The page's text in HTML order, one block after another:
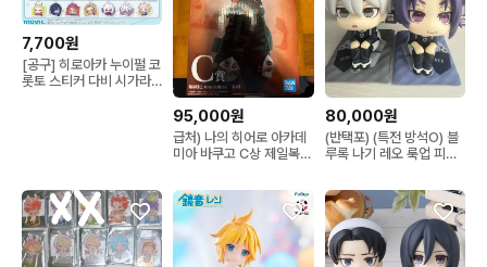
7,700원
[공구] 히로아카 누이펄 코
롯토 스티커 다비 시가라
95,000원
급처) 나의 히어로 아카데
미아 바쿠고 C상 제일복권
80,000원
(반택포) (특전 방석O) 블
루록 나기 레오 룩업 피규